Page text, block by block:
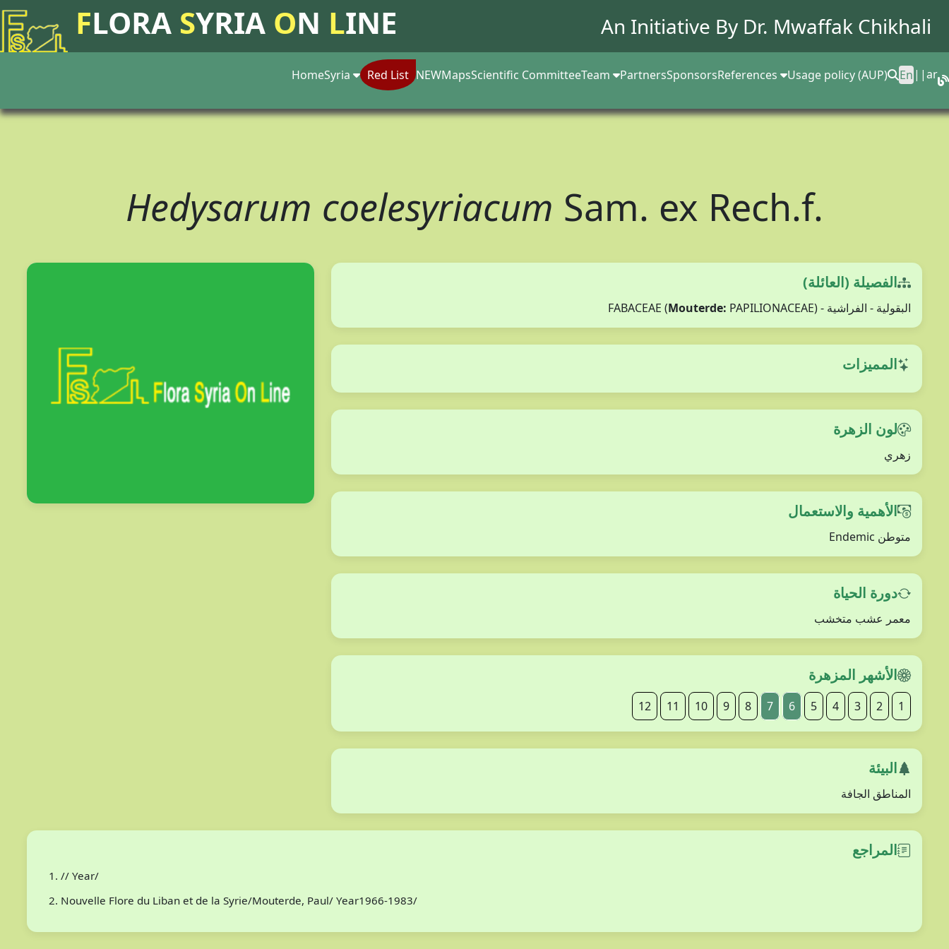
FLORA SYRIA ON LINE An Initiative By Dr. Mwaffak Chikhali
HomeSyria Red List NEWMapsScientific CommitteeTeam PartnersSponsorsReferences Usage policy (AUP) En ||ar
Hedysarum coelesyriacum Sam. ex Rech.f.
الفصيلة (العائلة)
البقولية - الفراشية - FABACEAE ( Mouterde: PAPILIONACEAE)
المميزات
لون الزهرة
زهري
الأهمية والاستعمال
متوطن Endemic
دورة الحياة
معمر عشب متخشب
الأشهر المزهرة
1
2
3
4
5
6
7
8
9
10
11
12
البيئة
المناطق الجافة
المراجع
// Year/
Nouvelle Flore du Liban et de la Syrie/Mouterde, Paul/ Year1966-1983/